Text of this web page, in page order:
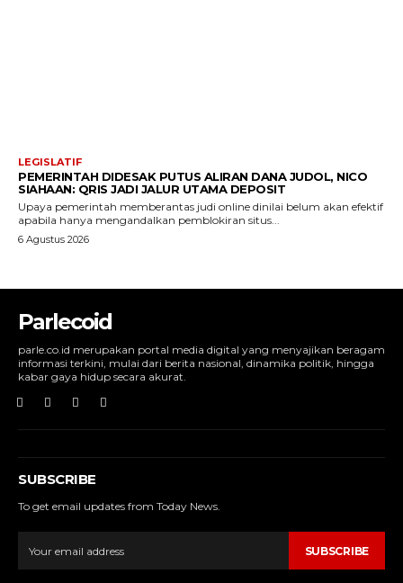
LEGISLATIF
PEMERINTAH DIDESAK PUTUS ALIRAN DANA JUDOL, NICO
SIAHAAN: QRIS JADI JALUR UTAMA DEPOSIT
Upaya pemerintah memberantas judi online dinilai belum akan efektif
apabila hanya mengandalkan pemblokiran situs...
6 Agustus 2026
Parlecoid
parle.co.id merupakan portal media digital yang menyajikan beragam
informasi terkini, mulai dari berita nasional, dinamika politik, hingga
kabar gaya hidup secara akurat.
SUBSCRIBE
To get email updates from Today News.
SUBSCRIBE